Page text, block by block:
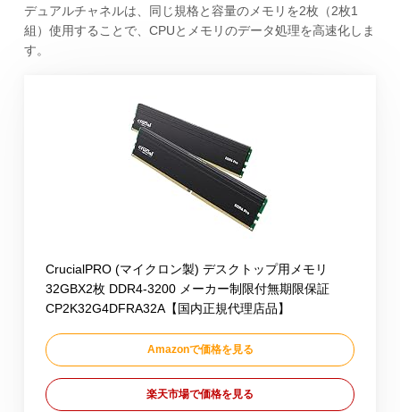
デュアルチャネルは、同じ規格と容量のメモリを2枚（2枚1
組）使用することで、CPUとメモリのデータ処理を高速化しま
す。
CrucialPRO (マイクロン製) デスクトップ用メモリ
32GBX2枚 DDR4-3200 メーカー制限付無期限保証
CP2K32G4DFRA32A【国内正規代理店品】
Amazonで価格を見る
楽天市場で価格を見る